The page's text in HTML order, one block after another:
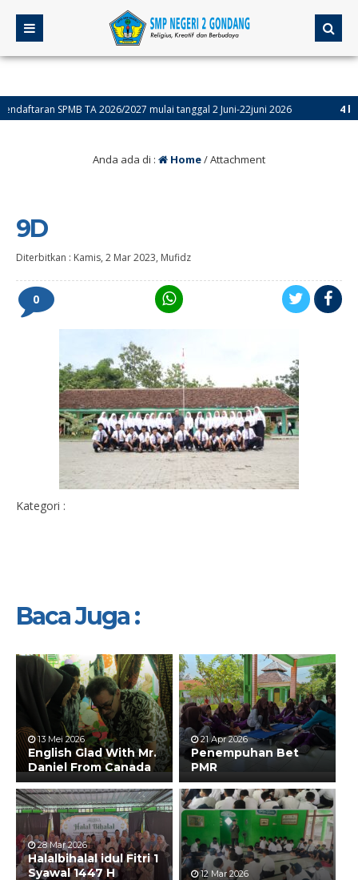
SPMB TA 2026/2027 mulai tanggal 2 Juni-22juni 2026 4 bulan
Anda ada di : Home/ Attachment
9D
Diterbitkan : Kamis, 2 Mar 2023, Mufidz
0
Kategori :
Baca Juga :
13 Mei 2026
English Glad With Mr.
Daniel From Canada
21 Apr 2026
Penempuhan Bet
PMR
28 Mar 2026
Halalbihalal idul Fitri 1
Syawal 1447 H
12 Mar 2026